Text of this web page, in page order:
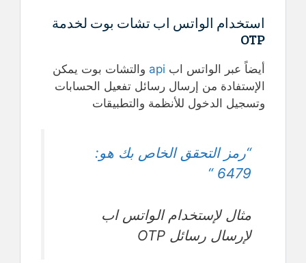
استخدام الواتس اب تشات بوت لخدمة
OTP
أيضاً عبر الواتس اب api والتشات بوت يمكن
الإستفادة من إرسال رسائل تفعيل الحسابات
وتسجيل الدخول للأنظمة والتطبيقات
“رمز التحقق الخاص بك هو:
6479 “
مثال لإستخدام الواتس اب
لإرسال رسائل OTP